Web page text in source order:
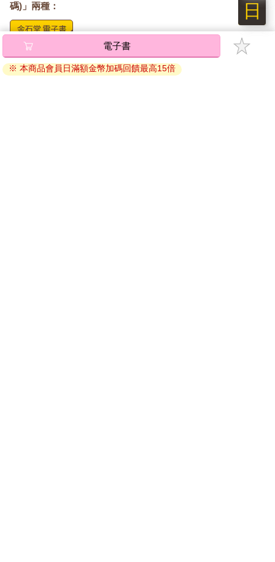
碼)」兩種：
將儲存於會員中心→電子書服務「我的e書櫃」，點選線上
閱讀直接開啟閱讀。
線上閱讀：
電子書
※ 本商品會員日滿額金幣加碼回饋最高15倍
日